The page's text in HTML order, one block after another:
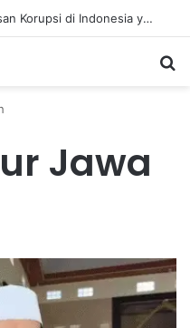
Peran KPK dalam Pemberantasan Korupsi di Indonesia yang Efektif dan Terukur
Jawa